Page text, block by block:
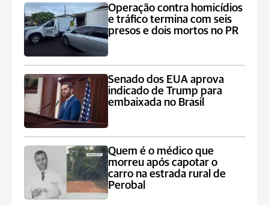
Operação contra homicídios
e tráfico termina com seis
presos e dois mortos no PR
Senado dos EUA aprova
indicado de Trump para
embaixada no Brasil
Quem é o médico que
morreu após capotar o
carro na estrada rural de
Perobal